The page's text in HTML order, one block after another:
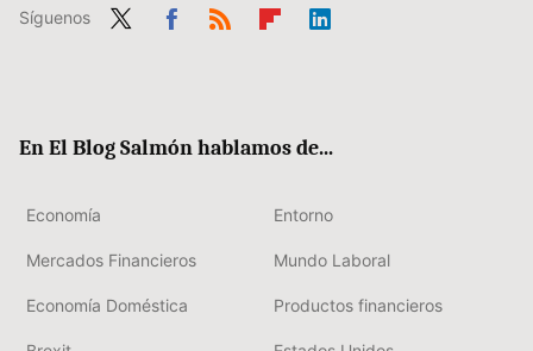
Síguenos
En El Blog Salmón hablamos de...
Economía Entorno
Mercados Financieros Mundo Laboral
Economía Doméstica Productos financieros